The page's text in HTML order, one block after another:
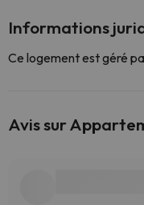
Informations
Ce logement est géré
Avis sur